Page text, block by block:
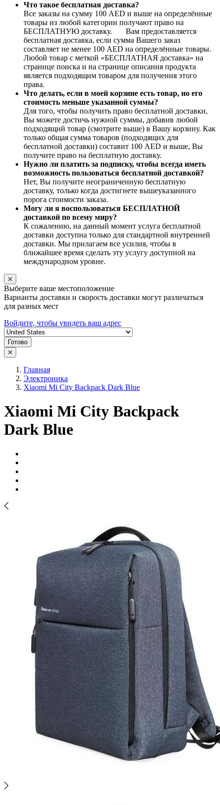
Что такое бесплатная доставка?
Все заказы на сумму 100 AED и выше на определённые
товары из любой категории получают право на
БЕСПЛАТНУЮ доставку. Вам предоставляется
бесплатная доставка, если сумма Вашего заказ
составляет не менее 100 AED на определённые товары.
Любой товар с меткой «БЕСПЛАТНАЯ доставка» на
странице поиска и на странице описания продукта
является подходящим товаром для получения этого
права.
Что делать, если в моей корзине есть товар, но его
стоимость меньше указанной суммы?
Для того, чтобы получить право бесплатной доставки,
Вы можете достичь нужной суммы, добавив любой
подходящий товар (смотрите выше) в Вашу корзину. Как
только общая сумма товаров (подходящих для
бесплатной доставки) составит 100 AED и выше, Вы
получите право на бесплатную доставку.
Нужно ли платить за подписку, чтобы всегда иметь
возможность пользоваться бесплатной доставкой?
Нет, Вы получите неограниченную бесплатную
доставку, только когда достигнете вышеуказанного
порога стоимости заказа.
Могу ли я воспользоваться БЕСПЛАТНОЙ
доставкой по всему миру?
К сожалению, на данный момент услуга бесплатной
доставки доступна только для стандартной внутренней
доставки. Мы прилагаем все усилия, чтобы в
ближайшее время сделать эту услугу доступной на
международном уровне.
Выберите ваше местоположение
Варианты доставки и скорость доставки могут различаться
для разных мест
Войдите, чтобы увидеть ваш адрес
Готово
Главная
Электроника
Xiaomi Mi City Backpack Dark Blue
Xiaomi Mi City Backpack
Dark Blue